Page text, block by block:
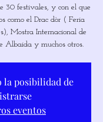
30 festivales, y con el que
como el Drac dòr ( Feria
Mostra Internacional de
Albaida y muchos otros.
la posibilidad de
eventos